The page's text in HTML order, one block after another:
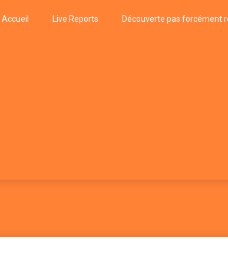
Accueil Live Reports Découverte pas forcément